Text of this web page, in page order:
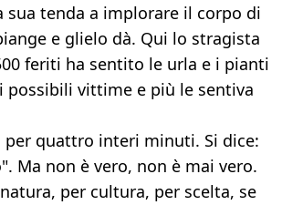
sua tenda a implorare il corpo di
e glielo dà. Qui lo stragista
feriti ha sentito le urla e i pianti
possibili vittime e più le sentiva
per quattro interi minuti. Si dice:
Ma non è vero, non è mai vero.
per cultura, per scelta, se